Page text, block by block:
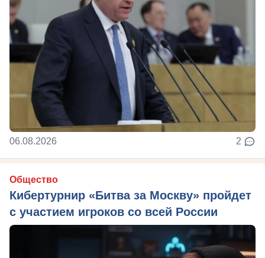
06.08.2026 2
Общество
Кибертурнир «Битва за Москву» пройдет
с участием игроков со всей России